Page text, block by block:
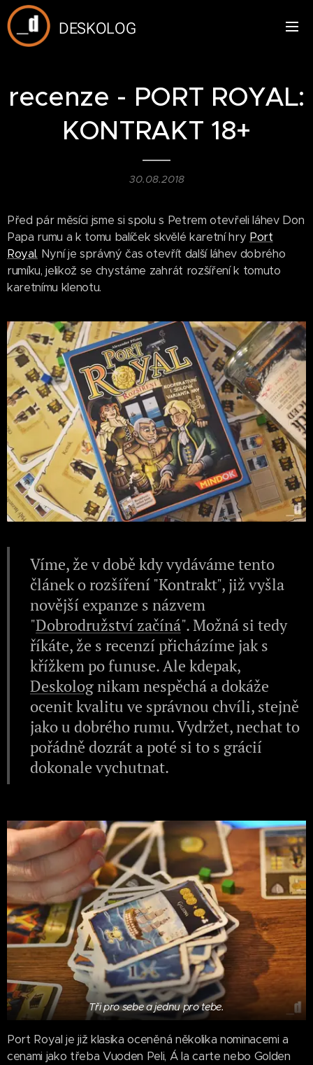
DESKOLOG
recenze - PORT ROYAL:
KONTRAKT 18+
30.08.2018
Před pár měsíci jsme si spolu s Petrem otevřeli láhev Don
Papa rumu a k tomu balíček skvělé karetní hry Port
Royal. Nyní je správný čas otevřít další láhev dobrého
rumíku, jelikož se chystáme zahrát rozšíření k tomuto
karetnímu klenotu.
Víme, že v době kdy vydáváme tento
článek o rozšíření "Kontrakt", již vyšla
novější expanze s názvem
"Dobrodružství začíná". Možná si tedy
říkáte, že s recenzí přicházíme jak s
křížkem po funuse. Ale kdepak,
Deskolognikam nespěchá a dokáže
ocenit kvalitu ve správnou chvíli, stejně
jako u dobrého rumu. Vydržet, nechat to
pořádně dozrát a poté si to s grácií
dokonale vychutnat.
Tři pro sebe a jednu pro tebe.
Port Royal je již klasika oceněná několika nominacemi a
cenami jako třeba Vuoden Peli, Á la carte nebo Golden